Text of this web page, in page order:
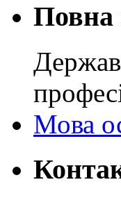
Повна
Мова